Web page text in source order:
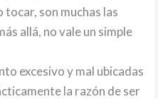
tocar, son muchas las
allá, no vale un simple
excesivo y mal ubicadas
la razón de ser